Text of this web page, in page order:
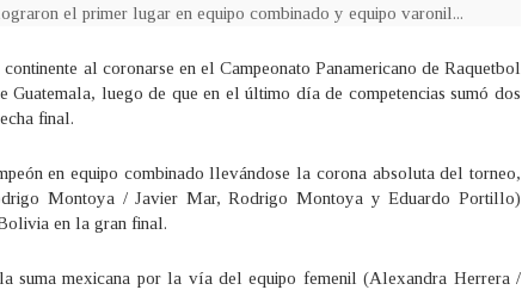
el primer lugar en equipo combinado y equipo varonil...
al coronarse en el Campeonato Panamericano de Raquetbol
Guatemala, luego de que en el último día de competencias sumó dos
final.
en equipo combinado llevándose la corona absoluta del torneo,
Montoya / Javier Mar, Rodrigo Montoya y Eduardo Portillo)
en la gran final.
suma mexicana por la vía del equipo femenil (Alexandra Herrera /